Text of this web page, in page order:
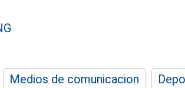
Medios de comunicacion